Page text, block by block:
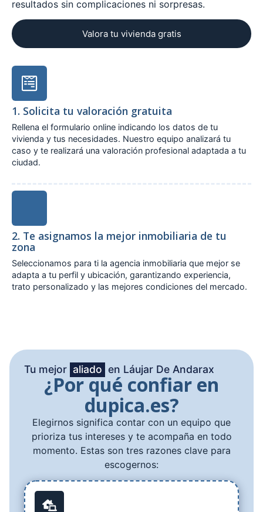
resultados sin complicaciones ni sorpresas.
Valora tu vivienda gratis
1. Solicita tu valoración gratuita
Rellena el formulario online indicando los datos de tu
vivienda y tus necesidades. Nuestro equipo analizará tu
caso y te realizará una valoración profesional adaptada a tu
ciudad.
2. Te asignamos la mejor inmobiliaria de tu
zona
Seleccionamos para ti la agencia inmobiliaria que mejor se
adapta a tu perfil y ubicación, garantizando experiencia,
trato personalizado y las mejores condiciones del mercado.
Tu mejor aliado en Láujar De Andarax
¿Por qué confiar en
dupica.es?
Elegirnos significa contar con un equipo que
prioriza tus intereses y te acompaña en todo
momento. Estas son tres razones clave para
escogernos: